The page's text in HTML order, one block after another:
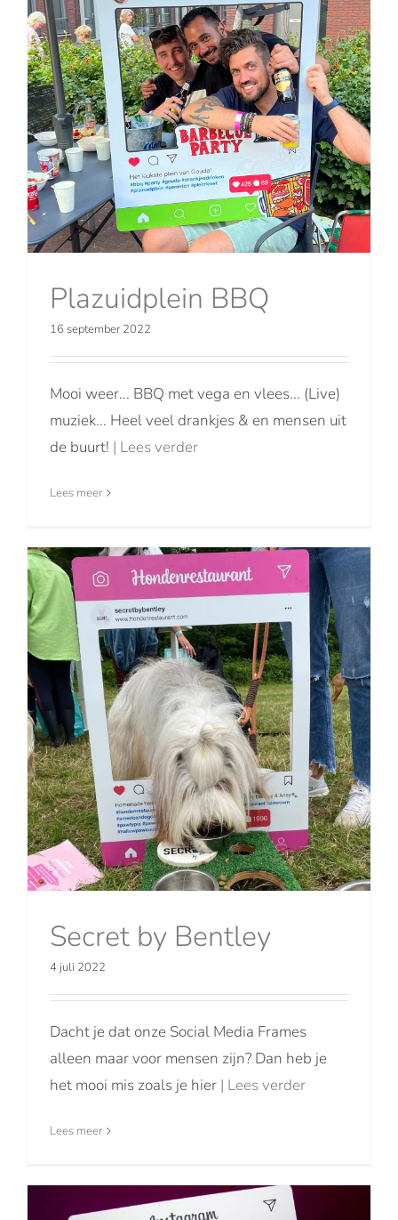
Plazuidplein BBQ
16 september 2022
Mooi weer... BBQ met vega en vlees... (Live)
muziek... Heel veel drankjes & en mensen uit
de buurt! | Lees verder
Lees meer
Secret by Bentley
4 juli 2022
Dacht je dat onze Social Media Frames
alleen maar voor mensen zijn? Dan heb je
het mooi mis zoals je hier | Lees verder
Lees meer